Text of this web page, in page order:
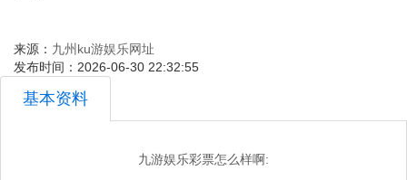
来源： 九州ku游娱乐网址
发布时间：2026-06-30 22:32:55
基本资料
九游娱乐彩票怎么样啊: